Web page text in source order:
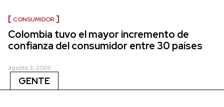
CONSUMIDOR
Colombia tuvo el mayor incremento de
confianza del consumidor entre 30 países
agosto 3, 2026
GENTE